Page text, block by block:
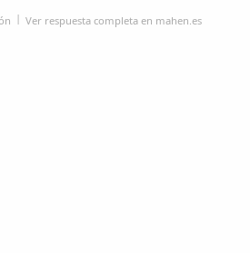
Ver respuesta completa en mahen.es